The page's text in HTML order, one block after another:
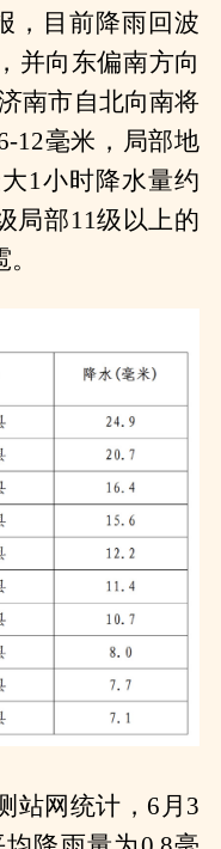
，目前降雨回波
并向东偏南方向
南市自北向南将
12毫米，局部地
1小时降水量约
局部11级以上的
站网统计，6月3